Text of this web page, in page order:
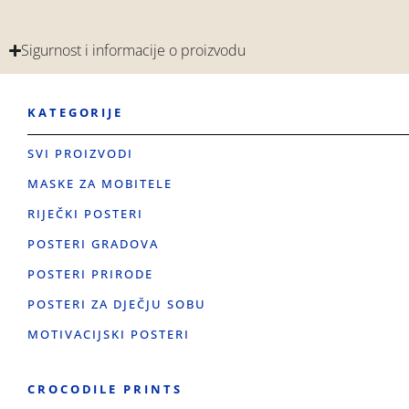
Sigurnost i informacije o proizvodu
KATEGORIJE
SVI PROIZVODI
MASKE ZA MOBITELE
RIJEČKI POSTERI
POSTERI GRADOVA
POSTERI PRIRODE
POSTERI ZA DJEČJU SOBU
MOTIVACIJSKI POSTERI
CROCODILE PRINTS